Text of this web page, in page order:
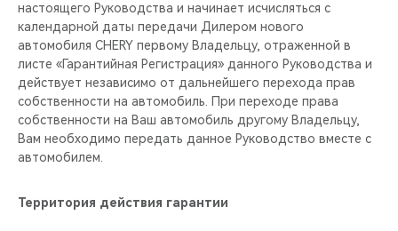
настоящего Руководства и начинает исчисляться с
календарной даты передачи Дилером нового
автомобиля CHERY первому Владельцу, отраженной в
листе «Гарантийная Регистрация» данного Руководства и
действует независимо от дальнейшего перехода прав
собственности на автомобиль. При переходе права
собственности на Ваш автомобиль другому Владельцу,
Вам необходимо передать данное Руководство вместе с
автомобилем.
Территория действия гарантии